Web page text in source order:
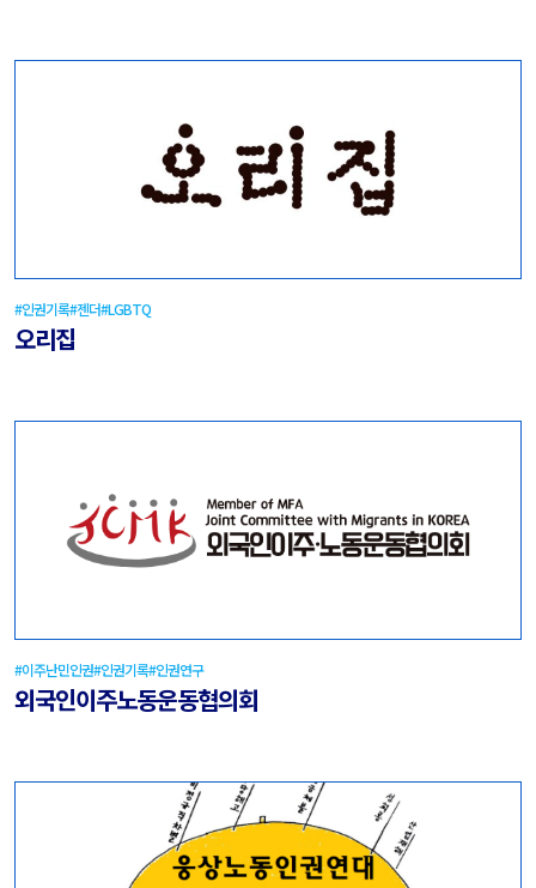
#인권기록#젠더#LGBTQ
오리집
#이주난민인권#인권기록#인권연구
외국인이주노동운동협의회